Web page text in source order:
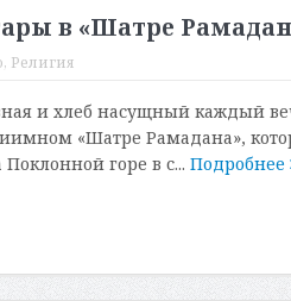
в «Шатре
, Религия
и хлеб насущный каждый
«Шатре Рамадана»,
горе в с... Подробнее